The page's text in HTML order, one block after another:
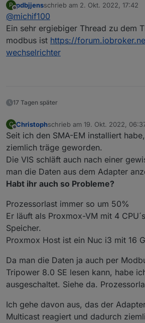
Evcc läuft natürlich gut
Problem.
Ist jetzt eher noch
Der Gedanke, SMA Adapter
über Modbus, um etwas
Passt aber auch so.
P
Offline
pdbjjensschrieb am 2. Okt. 2022, 17:42
zuletzt editiert von
@michif100
Ein sehr ergiebiger Thread zu dem
modbus ist https://
wechselrichter
17 Tagen später
C
Offline
Christophschrieb am 19. Okt. 2022,
zuletzt editiert von Christoph
Seit ich den SMA-EM installiert
ziemlich träge geworden.
Die VIS schläft auch nach einer
man die Daten aus dem Adapter
Habt ihr auch so Probleme?
Prozessorlast immer so um 50%
Er läuft als Proxmox-VM mit 4
Speicher.
Proxmox Host ist ein Nuc i3 mit 16
Da man die Daten ja auch per
Tripower 8.0 SE lesen kann, habe
ausgeschaltet. Siehe da.
Ich gehe davon aus, das der
Multicast reagiert und dadurch